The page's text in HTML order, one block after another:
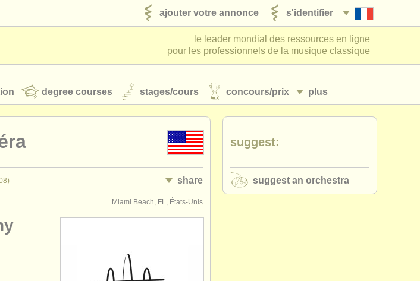
s'identifier
ajouter votre annonce
le leader mondial des ressources en ligne
pour les professionnels de la musique classique
plus
degree courses stages/cours concours/prix
actualités musique classique
share
Miami Beach, FL, États-Unis
suggest:
suggest an orchestra